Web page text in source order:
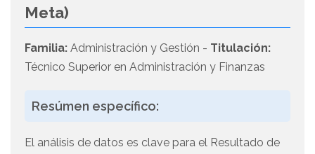
Meta)
Familia: Administración y Gestión - Titulación:
Técnico Superior en Administración y Finanzas
Resúmen específico:
El análisis de datos es clave para el Resultado de